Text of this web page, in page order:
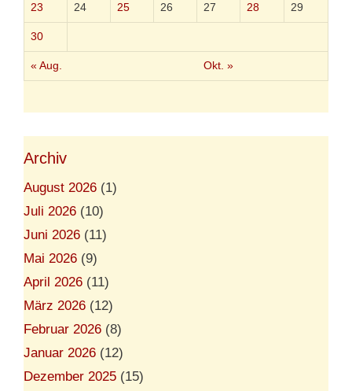
« Aug. Okt. »
23 24 25 26 27 28 29
30
Archiv
August 2026 (1)
Juli 2026 (10)
Juni 2026 (11)
Mai 2026 (9)
April 2026 (11)
März 2026 (12)
Februar 2026 (8)
Januar 2026 (12)
Dezember 2025 (15)